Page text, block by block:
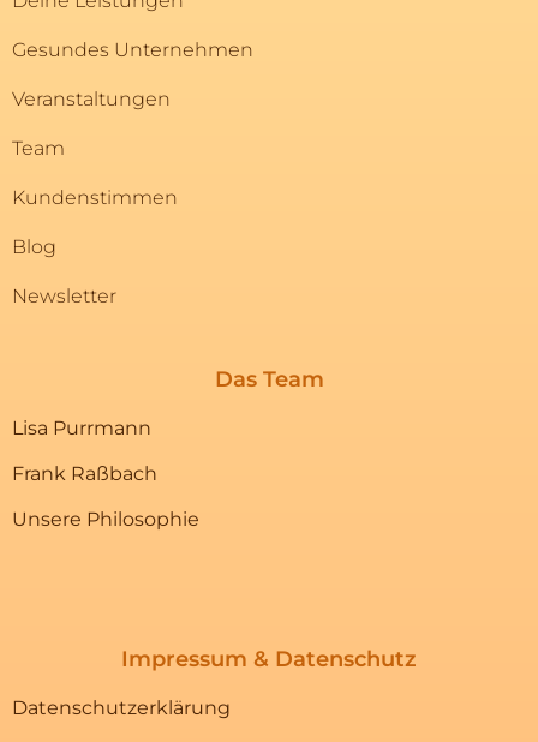
Gesundes Unternehmen
Veranstaltungen
Team
Kundenstimmen
Blog
Newsletter
Das Team
Lisa Purrmann
Frank Raßbach
Unsere Philosophie
Impressum & Datenschutz
Datenschutzerklärung